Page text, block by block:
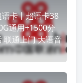
卡丨超语卡38
通用+1500分
联通上门 大语音